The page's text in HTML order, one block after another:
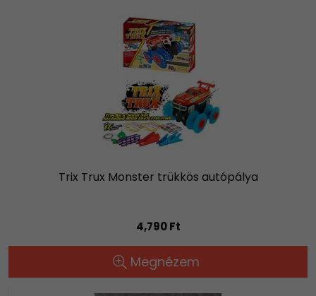
Trix Trux Monster trükkös autópálya
4,790 Ft
Megnézem